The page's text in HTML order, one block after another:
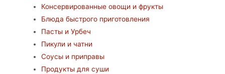
Консервированные овощи и фрукты
Блюда быстрого приготовления
Пасты и Урбеч
Пикули и чатни
Соусы и приправы
Продукты для суши